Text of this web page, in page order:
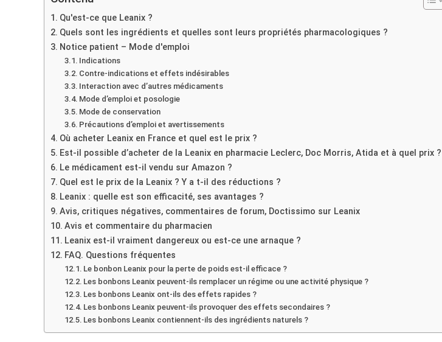
Qu'est-ce que Leanix ?
Quels sont les ingrédients et quelles sont leurs propriétés pharmacologiques ?
Notice patient – Mode d'emploi
Indications
Contre-indications et effets indésirables
Interaction avec d’autres médicaments
Mode d’emploi et posologie
Mode de conservation
Précautions d’emploi et avertissements
Où acheter Leanix en France et quel est le prix ?
Est-il possible d’acheter de la Leanix en pharmacie Leclerc, Doc Morris, Atida et à quel prix ?
Le médicament est-il vendu sur Amazon ?
Quel est le prix de la Leanix ? Y a t-il des réductions ?
Leanix : quelle est son efficacité, ses avantages ?
Avis, critiques négatives, commentaires de forum, Doctissimo sur Leanix
Avis et commentaire du pharmacien
Leanix est-il vraiment dangereux ou est-ce une arnaque ?
FAQ. Questions fréquentes
Le bonbon Leanix pour la perte de poids est-il efficace ?
Les bonbons Leanix peuvent-ils remplacer un régime ou une activité physique ?
Les bonbons Leanix ont-ils des effets rapides ?
Les bonbons Leanix peuvent-ils provoquer des effets secondaires ?
Les bonbons Leanix contiennent-ils des ingrédients naturels ?